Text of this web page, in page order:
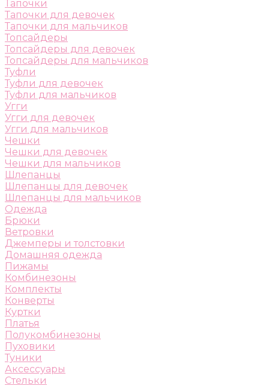
Тапочки
Тапочки для девочек
Тапочки для мальчиков
Топсайдеры
Топсайдеры для девочек
Топсайдеры для мальчиков
Туфли
Туфли для девочек
Туфли для мальчиков
Угги
Угги для девочек
Угги для мальчиков
Чешки
Чешки для девочек
Чешки для мальчиков
Шлепанцы
Шлепанцы для девочек
Шлепанцы для мальчиков
Одежда
Брюки
Ветровки
Джемперы и толстовки
Домашняя одежда
Пижамы
Комбинезоны
Комплекты
Конверты
Куртки
Платья
Полукомбинезоны
Пуховики
Туники
Аксессуары
Стельки